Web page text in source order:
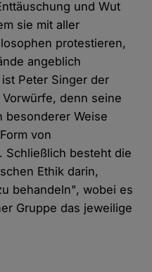
und Wut
sie mit aller
protestieren,
angeblich
Peter Singer der
denn seine
besonderer Weise
von
Schließlich besteht die
Ethik darin,
behandeln", wobei es
Gruppe das jeweilige